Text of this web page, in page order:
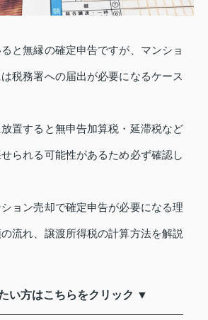
と無縁の確定申告ですが、マンショ
税務署への届出が必要になるケース
置すると無申告加算税・延滞税など
られる可能性があるため必ず確認し
ョン売却で確定申告が必要になる理
流れ、譲渡所得税の計算方法を解説
い方はこちらをクリック ▼